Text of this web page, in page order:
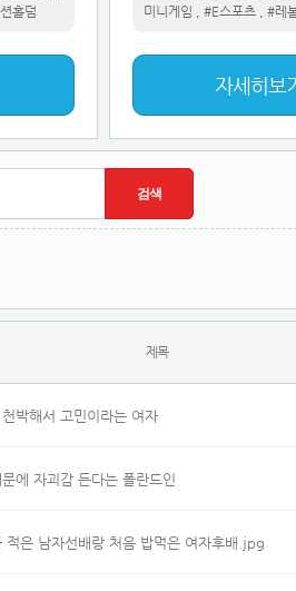
홀덤
미니게임
#E스포츠 #레
자세히보
제목
박해서 고민이라는 여자
에 자괴감 든다는 폴란드인
적은 남자선배랑 처음 밥먹은 여자후배.jpg